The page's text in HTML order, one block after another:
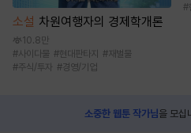
소설 차원여행자의 경제학개론
10.8만
#사이다물 #현대판타지 # 재벌물
#주식/투자 #경영/기업
#
소중한 웹툰 작가님을 모십